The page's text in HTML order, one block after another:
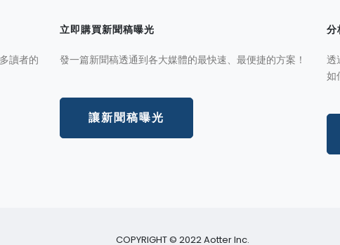
讀者的
立即購買新聞稿曝光
發一篇新聞稿透通到各大媒體的最快速、最便捷的方案！
讓新聞稿曝光
分
透
如
COPYRIGHT © 2022 Aotter Inc.